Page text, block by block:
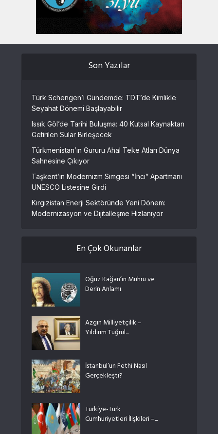
Son Yazılar
Türk Schengen’i Gündemde: TDT’de Kimlikle
Seyahat Dönemi Başlayabilir
Issık Göl’de Tarihi Buluşma: 40 Kutsal Kaynaktan
Getirilen Sular Birleşecek
Türkmenistan’ın Gururu Ahal Teke Atları Dünya
Sahnesine Çıkıyor
Taşkent’in Modernizm Simgesi “İnci” Apartmanı
UNESCO Listesine Girdi
Kırgızistan Enerji Sektöründe Yeni Dönem:
Modernizasyon ve Dijitalleşme Hızlanıyor
En Çok Okunanlar
Oğuz Kağan’ın Mührü ve
Derin Anlamı
Azgın Milliyetçilik –
Yıldırım Tuğrul...
İstanbul’un Fethi Nasıl
Gerçekleşti?
Türkiye-Türk
Cumhuriyetleri İlişkileri –...